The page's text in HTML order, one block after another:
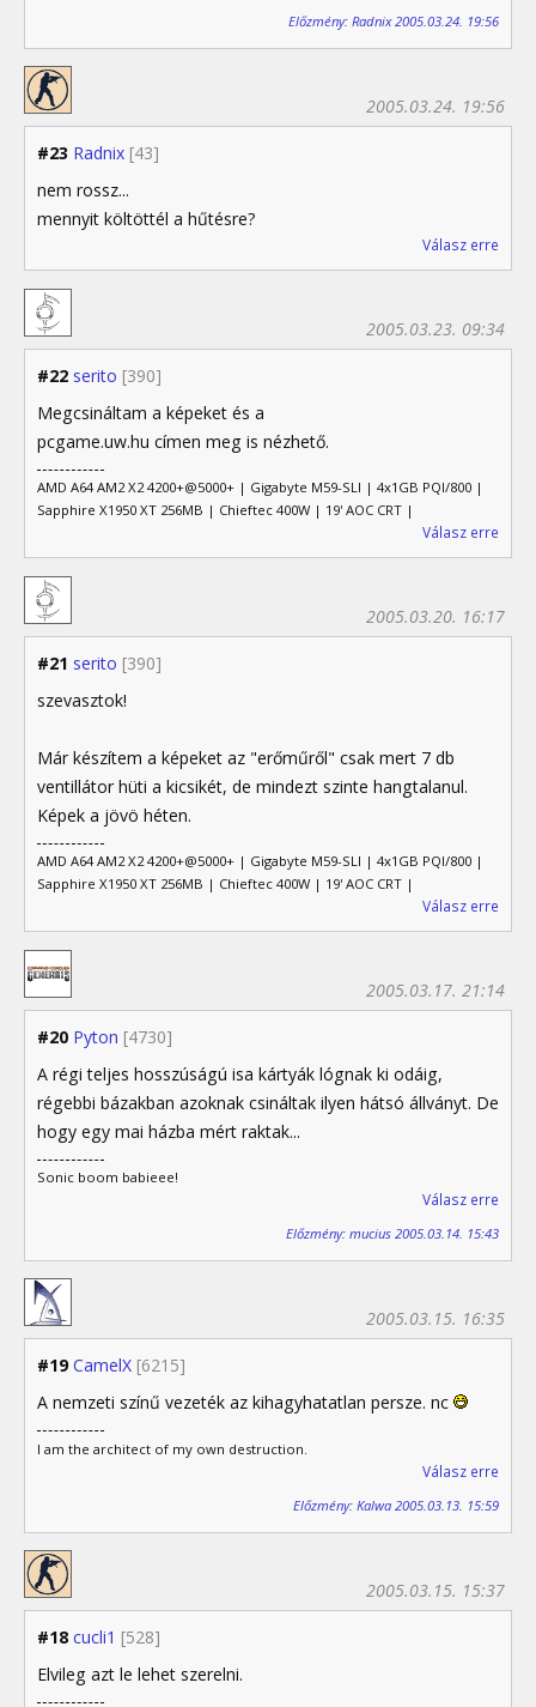
Előzmény: Radnix 2005.03.24. 19:56
#23 Radnix [43]
2005.03.24. 19:56
nem rossz...
mennyit költöttél a hűtésre?
Válasz erre
#22 serito [390]
2005.03.23. 09:34
Megcsináltam a képeket és a
pcgame.uw.hu címen meg is nézhető.
AMD A64 AM2 X2 4200+@5000+ | Gigabyte M59-SLI | 4x1GB PQI/800 |
Sapphire X1950 XT 256MB | Chieftec 400W | 19' AOC CRT |
Válasz erre
#21 serito [390]
2005.03.20. 16:17
szevasztok!
Már készítem a képeket az "erőműről" csak mert 7 db
ventillátor hüti a kicsikét, de mindezt szinte hangtalanul.
Képek a jövö héten.
AMD A64 AM2 X2 4200+@5000+ | Gigabyte M59-SLI | 4x1GB PQI/800 |
Sapphire X1950 XT 256MB | Chieftec 400W | 19' AOC CRT |
Válasz erre
#20 Pyton [4730]
2005.03.17. 21:14
A régi teljes hosszúságú isa kártyák lógnak ki odáig,
régebbi bázakban azoknak csináltak ilyen hátsó állványt. De
hogy egy mai házba mért raktak...
Sonic boom babieee!
Válasz erre
Előzmény: mucius 2005.03.14. 15:43
#19 CamelX [6215]
2005.03.15. 16:35
A nemzeti színű vezeték az kihagyhatatlan persze. nc
I am the architect of my own destruction.
Válasz erre
Előzmény: Kalwa 2005.03.13. 15:59
#18 cucli1 [528]
2005.03.15. 15:37
Elvileg azt le lehet szerelni.